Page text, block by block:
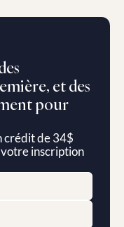
et des
pour
crédit de 34$
inscription